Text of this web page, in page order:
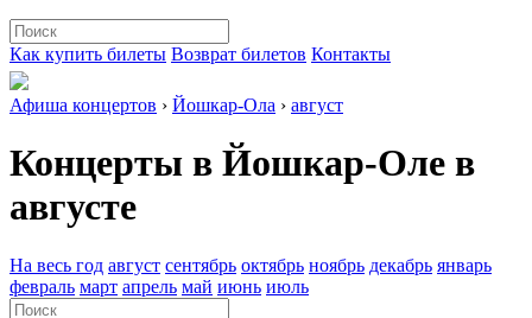
Как купить билеты Возврат билетов Контакты
Афиша концертов › Йошкар-Ола › август
Концерты в Йошкар-Оле в
августе
На весь год август сентябрь октябрь ноябрь декабрь январь
февраль март апрель май июнь июль